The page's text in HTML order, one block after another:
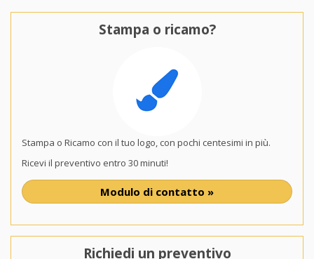
Stampa o ricamo?
Stampa o Ricamo con il tuo logo, con pochi centesimi in più.
Ricevi il preventivo entro 30 minuti!
Modulo di contatto »
Richiedi un preventivo